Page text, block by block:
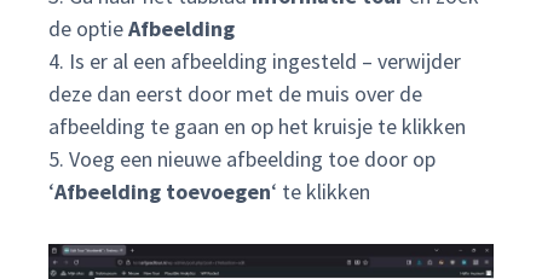
de optieAfbeelding
4. Is er al een afbeelding ingesteld – verwijder
deze dan eerst door met de muis over de
afbeelding te gaan en op het kruisje te klikken
5. Voeg een nieuwe afbeelding toe door op
‘Afbeelding toevoegen‘ te klikken